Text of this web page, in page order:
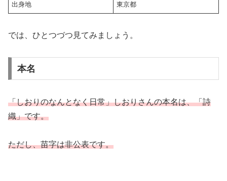
出身地 東京都
では、ひとつづつ見てみましょう。
本名
「しおりのなんとなく日常」しおりさんの本名は、「詩
織」です。
ただし、苗字は非公表です。